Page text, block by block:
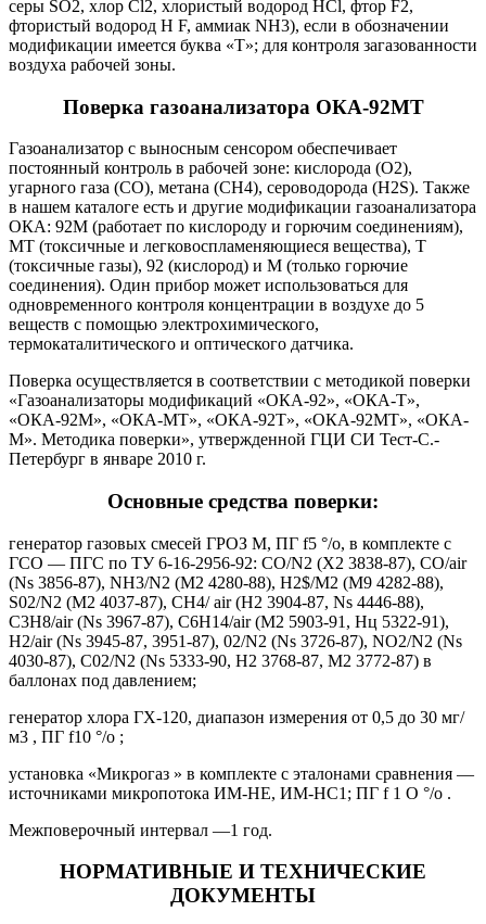
серы SO2, хлор Cl2, хлористый водород HCl, фтор F2,
фтористый водород H F, аммиак NH3), если в обозначении
модификации имеется буква «Т»; для контроля загазованности
воздуха рабочей зоны.
Поверка газоанализатора ОКА-92МТ
Газоанализатор с выносным сенсором обеспечивает
постоянный контроль в рабочей зоне: кислорода (O2),
угарного газа (CO), метана (CH4), сероводорода (H2S). Также
в нашем каталоге есть и другие модификации газоанализатора
ОКА: 92М (работает по кислороду и горючим соединениям),
МТ (токсичные и легковоспламеняющиеся вещества), Т
(токсичные газы), 92 (кислород) и М (только горючие
соединения). Один прибор может использоваться для
одновременного контроля концентрации в воздухе до 5
веществ с помощью электрохимического,
термокаталитического и оптического датчика.
Поверка осуществляется в соответствии с методикой поверки
«Газоанализаторы модификаций «ОКА-92», «ОКА-Т»,
«ОКА-92М», «ОКА-МТ», «ОКА-92Т», «ОКА-92МТ», «ОКА-
М». Методика поверки», утвержденной ГЦИ СИ Тест-С.-
Петербург в январе 2010 г.
Основные средства поверки:
генератор газовых смесей ГРОЗ М, ПГ f5 °/о, в комплекте с
ГСО — ПГС по ТУ 6-16-2956-92: СО/N2 (Х2 3838-87), СО/air
(Ns 3856-87), NH3/N2 (М2 4280-88), Н2$/М2 (М9 4282-88),
S02/N2 (М2 4037-87), СН4/ air (Н2 3904-87, Ns 4446-88),
С3Н8/air (Ns 3967-87), С6Н14/air (М2 5903-91, Нц 5322-91),
Н2/air (Ns 3945-87, 3951-87), 02/N2 (Ns 3726-87), NO2/N2 (Ns
4030-87), С02/N2 (Ns 5333-90, Н2 3768-87, М2 3772-87) в
баллонах под давлением;
генератор хлора ГХ-120, диапазон измерения от 0,5 до 30 мг/
м3 , ПГ f10 °/о ;
установка «Микрогаз » в комплекте с эталонами сравнения —
источниками микропотока ИМ-НЕ, ИМ-НС1; ПГ f 1 О °/о .
Межповерочный интервал —1 год.
НОРМАТИВНЫЕ И ТЕХНИЧЕСКИЕ
ДОКУМЕНТЫ